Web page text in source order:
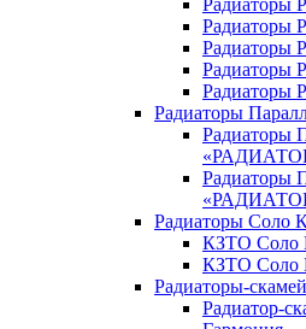
Радиаторы
Радиаторы
Радиаторы
Радиаторы
Радиаторы
Радиаторы
Радиаторы
Радиаторы
Радиаторы
КЗТО Соло
КЗТО Соло
Радиаторы-
Радиатор-